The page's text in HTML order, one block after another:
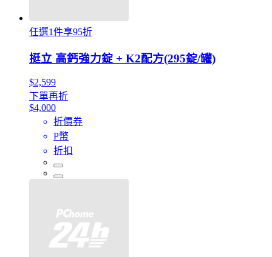
任選1件享95折
挺立 高鈣強力錠 + K2配方(295錠/罐)
$2,599
下單再折
$4,000
折價券
P幣
折扣